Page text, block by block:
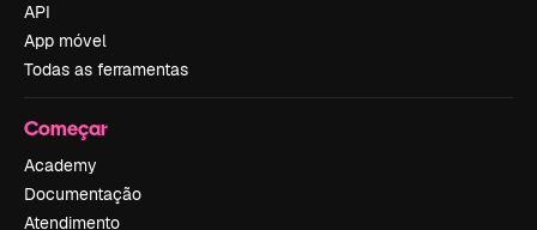
API
App móvel
Todas as ferramentas
Começar
Academy
Documentação
Atendimento